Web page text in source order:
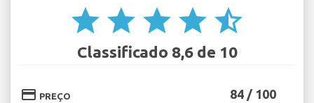
star star star star star_half
Classificado 8,6 de 10
credit_card PREÇO 84 / 100